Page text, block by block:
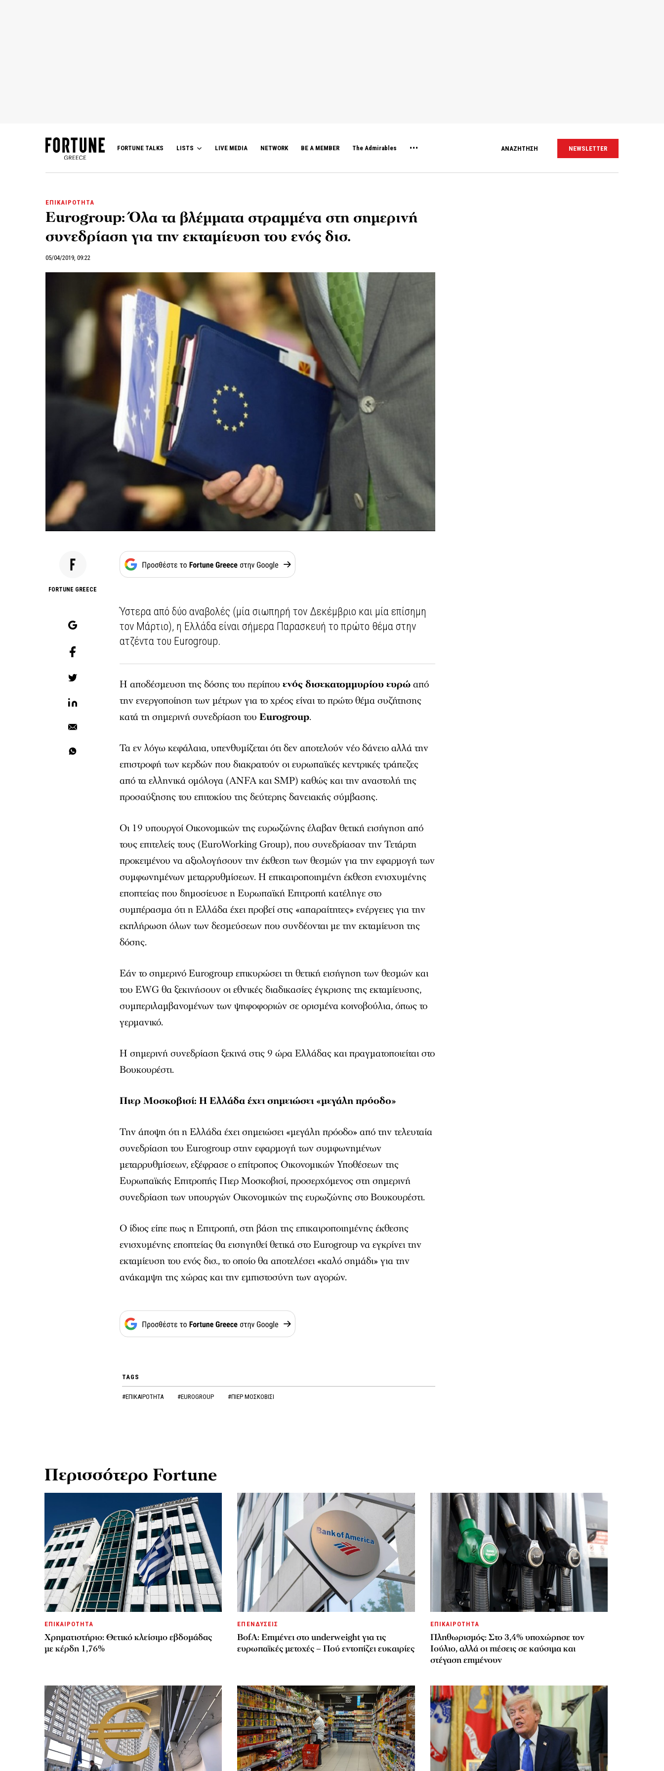
FORTUNE TALKS LISTS LIVE MEDIA NETWORK BE A MEMBER The Admirables ΑΝΑΖΗΤΗΣΗ NEWSLETTER
ΕΠΙΚΑΙΡΟΤΗΤΑ
Eurogroup: Όλα τα βλέμματα στραμμένα στη σημερινή
συνεδρίαση για την εκταμίευση του ενός δισ.
05/04/2019, 09:22
FORTUNE GREECE
Ύστερα από δύο αναβολές (μία σιωπηρή τον Δεκέμβριο και μία επίσημη
τον Μάρτιο), η Ελλάδα είναι σήμερα Παρασκευή το πρώτο θέμα στην
ατζέντα του Eurogroup.
Η αποδέσμευση της δόσης του περίπουενός δισεκατομμυρίου ευρώαπό
την ενεργοποίηση των μέτρων για το χρέος είναι το πρώτο θέμα συζήτησης
κατά τη σημερινή συνεδρίαση τουEurogroup.
Τα εν λόγω κεφάλαια, υπενθυμίζεται ότι δεν αποτελούν νέο δάνειο αλλά την
επιστροφή των κερδών που διακρατούν οι ευρωπαϊκές κεντρικές τράπεζες
από τα ελληνικά ομόλογα (ANFA και SMP) καθώς και την αναστολή της
προσαύξησης του επιτοκίου της δεύτερης δανειακής σύμβασης.
Οι 19 υπουργοί Οικονομικών της ευρωζώνης έλαβαν θετική εισήγηση από
τους επιτελείς τους (EuroWorking Group), που συνεδρίασαν την Τετάρτη
προκειμένου να αξιολογήσουν την έκθεση των θεσμών για την εφαρμογή των
συμφωνημένων μεταρρυθμίσεων. Η επικαιροποιημένη έκθεση ενισχυμένης
εποπτείας που δημοσίευσε η Ευρωπαϊκή Επιτροπή κατέληγε στο
συμπέρασμα ότι η Ελλάδα έχει προβεί στις «απαραίτητες» ενέργειες για την
εκπλήρωση όλων των δεσμεύσεων που συνδέονται με την εκταμίευση της
δόσης.
Εάν το σημερινό Eurogroup επικυρώσει τη θετική εισήγηση των θεσμών και
του EWG θα ξεκινήσουν οι εθνικές διαδικασίες έγκρισης της εκταμίευσης,
συμπεριλαμβανομένων των ψηφοφοριών σε ορισμένα κοινοβούλια, όπως το
γερμανικό.
Η σημερινή συνεδρίαση ξεκινά στις 9 ώρα Ελλάδας και πραγματοποιείται στο
Βουκουρέστι.
Πιερ Μοσκοβισί: Η Ελλάδα έχει σημειώσει «μεγάλη πρόοδο»
Την άποψη ότι η Ελλάδα έχει σημειώσει «μεγάλη πρόοδο» από την τελευταία
συνεδρίαση του Eurogroup στην εφαρμογή των συμφωνημένων
μεταρρυθμίσεων, εξέφρασε ο επίτροπος Οικονομικών Υποθέσεων της
Ευρωπαϊκής Επιτροπής Πιερ Μοσκοβισί, προσερχόμενος στη σημερινή
συνεδρίαση των υπουργών Οικονομικών της ευρωζώνης στο Βουκουρέστι.
Ο ίδιος είπε πως η Επιτροπή, στη βάση της επικαιροποιημένης έκθεσης
ενισχυμένης εποπτείας θα εισηγηθεί θετικά στο Eurogroup να εγκρίνει την
εκταμίευση του ενός δισ., το οποίο θα αποτελέσει «καλό σημάδι» για την
ανάκαμψη της χώρας και την εμπιστοσύνη των αγορών.
TAGS
#ΕΠΙΚΑΙΡΟΤΗΤΑ #EUROGROUP #ΠΙΕΡ ΜΟΣΚΟΒΙΣΙ
Περισσότερο Fortune
ΕΠΙΚΑΙΡΟΤΗΤΑ
Χρηματιστήριο: Θετικό κλείσιμο εβδομάδας
με κέρδη 1,76%
ΕΠΕΝΔΥΣΕΙΣ
BofA: Επιμένει στο underweight για τις
ευρωπαϊκές μετοχές – Πού εντοπίζει ευκαιρίες
ΕΠΙΚΑΙΡΟΤΗΤΑ
Πληθωρισμός: Στο 3,4% υποχώρησε τον
Ιούλιο, αλλά οι πιέσεις σε καύσιμα και
στέγαση επιμένουν